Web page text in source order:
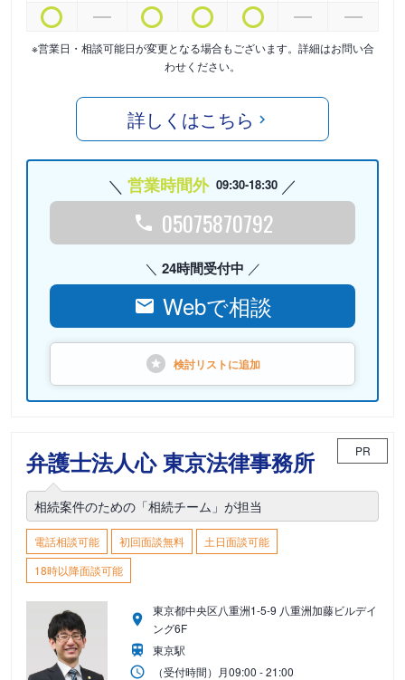
※営業日・相談可能日が変更となる場合もございます。詳細はお問い合
わせください。
詳しくはこちら
営業時間外 09:30-18:30
05075870792
24時間受付中
Webで相談
検討リストに追加
弁護士法人心 東京法律事務所 PR
相続案件のための「相続チーム」が担当
電話相談可能 初回面談無料
土日面談可能
18時以降面談可能
東京都中央区八重洲1-5-9 八重洲加藤ビルデイ
ング6F
東京駅
（受付時間） 月09:00 - 21:00